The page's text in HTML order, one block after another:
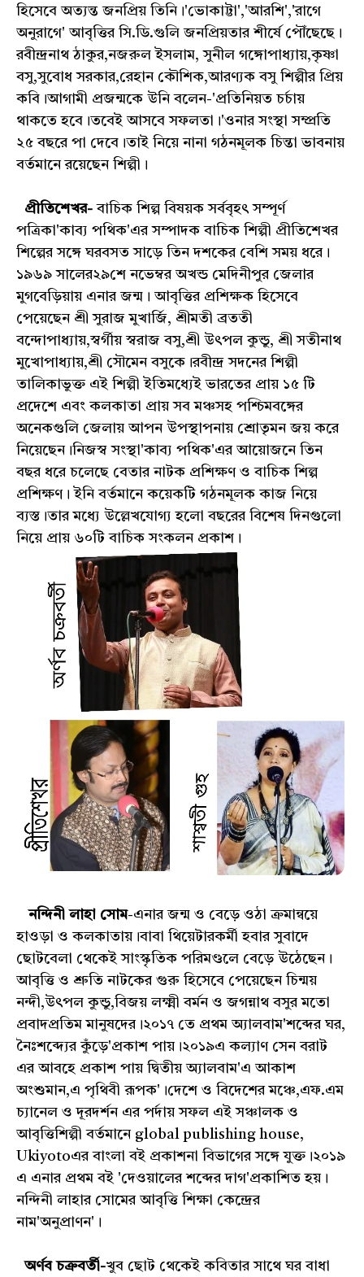
হিসেবে অত্যন্ত জনপ্রিয় তিনি।'ভোকাট্টা','আরশি','রাগে
অনুরাগে' আবৃত্তির সি.ডি.গুলি জনপ্রিয়তার শীর্ষে পৌঁছেছে।
রবীন্দ্রনাথ ঠাকুর,নজরুল ইসলাম, সুনীল গঙ্গোপাধ্যায়,কৃষ্ণা
বসু,সুবোধ সরকার,রেহান কৌশিক,আরণ্যক বসু শিল্পীর প্রিয়
কবি।আগামী প্রজন্মকে উনি বলেন-'প্রতিনিয়ত চর্চায়
থাকতে হবে।তবেই আসবে সফলতা।'ওনার সংস্থা সম্প্রতি
২৫ বছরে পা দেবে।তাই নিয়ে নানা গঠনমূলক চিন্তা ভাবনায়
বর্তমানে রয়েছেন শিল্পী।
প্রীতিশেখর-বাচিক শিল্প বিষয়ক সর্ববৃহৎ সম্পূর্ণ
পত্রিকা'কাব্য পথিক'এর সম্পাদক বাচিক শিল্পী প্রীতিশেখর
শিল্পের সঙ্গে ঘরবসত সাড়ে তিন দশকের বেশি সময় ধরে।
১৯৬৯ সালের২৯শে নভেম্বর অখন্ড মেদিনীপুর জেলার
মুগবেড়িয়ায় এনার জন্ম। আবৃত্তির প্রশিক্ষক হিসেবে
পেয়েছেন শ্রী সুরাজ মুখার্জি, শ্রীমতী ব্রততী
বন্দোপাধ্যায়,স্বর্গীয় স্বরাজ বসু,শ্রী উৎপল কুন্ডু, শ্রী সতীনাথ
মুখোপাধ্যায়,শ্রী সৌমেন বসুকে।রবীন্দ্র সদনের শিল্পী
তালিকাভুক্ত এই শিল্পী ইতিমধ্যেই ভারতের প্রায় ১৫ টি
প্রদেশে এবং কলকাতা প্রায় সব মঞ্চসহ পশ্চিমবঙ্গের
অনেকগুলি জেলায় আপন উপস্থাপনায় শ্রোতৃমন জয় করে
নিয়েছেন।নিজস্ব সংস্থা'কাব্য পথিক'এর আয়োজনে তিন
বছর ধরে চলেছে বেতার নাটক প্রশিক্ষণ ও বাচিক শিল্প
প্রশিক্ষণ। ইনি বর্তমানে কয়েকটি গঠনমূলক কাজ নিয়ে
ব্যস্ত।তার মধ্যে উল্লেখযোগ্য হলো বছরের বিশেষ দিনগুলো
নিয়ে প্রায় ৬০টি বাচিক সংকলন প্রকাশ।
নন্দিনী লাহা সোম-এনার জন্ম ও বেড়ে ওঠা ক্রমান্বয়ে
হাওড়া ও কলকাতায়।বাবা থিয়েটারকর্মী হবার সুবাদে
ছোটবেলা থেকেই সাংস্কৃতিক পরিমণ্ডলে বেড়ে উঠেছেন।
আবৃত্তি ও শ্রুতি নাটকের গুরু হিসেবে পেয়েছেন চিন্ময়
নন্দী,উৎপল কুন্ডু,বিজয় লক্ষ্মী বর্মন ও জগন্নাথ বসুর মতো
প্রবাদপ্রতিম মানুষদের।২০১৭ তে প্রথম অ্যালবাম'শব্দের ঘর,
নৈঃশব্দ্যের কুঁড়ে'প্রকাশ পায়।২০১৯এ কল্যাণ সেন বরাট
এর আবহে প্রকাশ পায় দ্বিতীয় অ্যালবাম'এ আকাশ
অংশুমান,এ পৃথিবী রূপক'।দেশে ও বিদেশের মঞ্চে,এফ.এম
চ্যানেল ও দূরদর্শন এর পর্দায় সফল এই সঞ্চালক ও
আবৃত্তিশিল্পী বর্তমানে global publishing house,
Ukiyotoএর বাংলা বই প্রকাশনা বিভাগের সঙ্গে যুক্ত।২০১৯
এ এনার প্রথম বই 'দেওয়ালের শব্দের দাগ'প্রকাশিত হয়।
নন্দিনী লাহার সোমের আবৃত্তি শিক্ষা কেন্দ্রের
নাম'অনুপ্রাণন'।
অর্ণব চক্রবর্তী-খুব ছোট থেকেই কবিতার সাথে ঘর বাধা